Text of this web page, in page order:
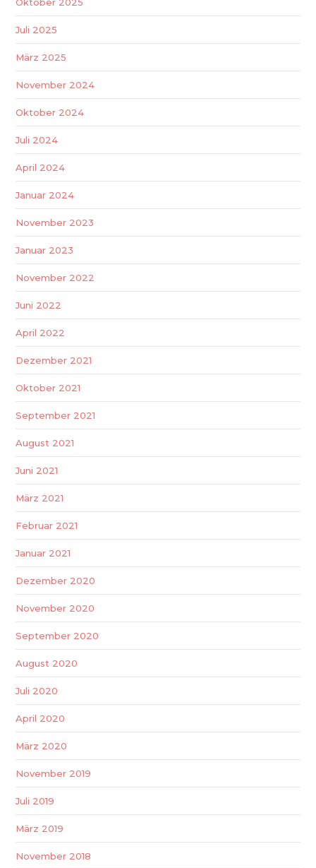
Juli 2025
März 2025
November 2024
Oktober 2024
Juli 2024
April 2024
Januar 2024
November 2023
Januar 2023
November 2022
Juni 2022
April 2022
Dezember 2021
Oktober 2021
September 2021
August 2021
Juni 2021
März 2021
Februar 2021
Januar 2021
Dezember 2020
November 2020
September 2020
August 2020
Juli 2020
April 2020
März 2020
November 2019
Juli 2019
März 2019
November 2018